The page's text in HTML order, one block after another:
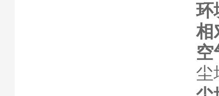
环
相
空
尘